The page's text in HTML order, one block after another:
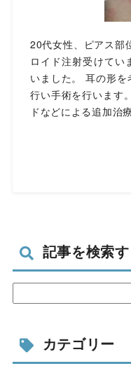
20代女性、ピアス部
ロイド注射受けてい
いました。 耳の形
行い手術を行います
ドなどによる追加治
記事を検索
カテゴリー